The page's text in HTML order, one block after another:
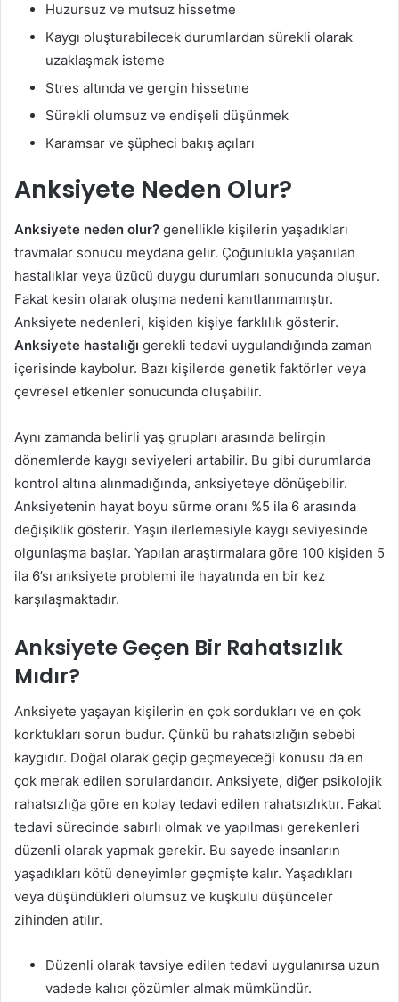
Huzursuz ve mutsuz hissetme
Kaygı oluşturabilecek durumlardan sürekli olarak
uzaklaşmak isteme
Stres altında ve gergin hissetme
Sürekli olumsuz ve endişeli düşünmek
Karamsar ve şüpheci bakış açıları
Anksiyete Neden Olur?
Anksiyete neden olur? genellikle kişilerin yaşadıkları
travmalar sonucu meydana gelir. Çoğunlukla yaşanılan
hastalıklar veya üzücü duygu durumları sonucunda oluşur.
Fakat kesin olarak oluşma nedeni kanıtlanmamıştır.
Anksiyete nedenleri, kişiden kişiye farklılık gösterir.
Anksiyete hastalığı gerekli tedavi uygulandığında zaman
içerisinde kaybolur. Bazı kişilerde genetik faktörler veya
çevresel etkenler sonucunda oluşabilir.
Aynı zamanda belirli yaş grupları arasında belirgin
dönemlerde kaygı seviyeleri artabilir. Bu gibi durumlarda
kontrol altına alınmadığında, anksiyeteye dönüşebilir.
Anksiyetenin hayat boyu sürme oranı %5 ila 6 arasında
değişiklik gösterir. Yaşın ilerlemesiyle kaygı seviyesinde
olgunlaşma başlar. Yapılan araştırmalara göre 100 kişiden 5
ila 6’sı anksiyete problemi ile hayatında en bir kez
karşılaşmaktadır.
Anksiyete Geçen Bir Rahatsızlık
Mıdır?
Anksiyete yaşayan kişilerin en çok sordukları ve en çok
korktukları sorun budur. Çünkü bu rahatsızlığın sebebi
kaygıdır. Doğal olarak geçip geçmeyeceği konusu da en
çok merak edilen sorulardandır. Anksiyete, diğer psikolojik
rahatsızlığa göre en kolay tedavi edilen rahatsızlıktır. Fakat
tedavi sürecinde sabırlı olmak ve yapılması gerekenleri
düzenli olarak yapmak gerekir. Bu sayede insanların
yaşadıkları kötü deneyimler geçmişte kalır. Yaşadıkları
veya düşündükleri olumsuz ve kuşkulu düşünceler
zihinden atılır.
Düzenli olarak tavsiye edilen tedavi uygulanırsa uzun
vadede kalıcı çözümler almak mümkündür.